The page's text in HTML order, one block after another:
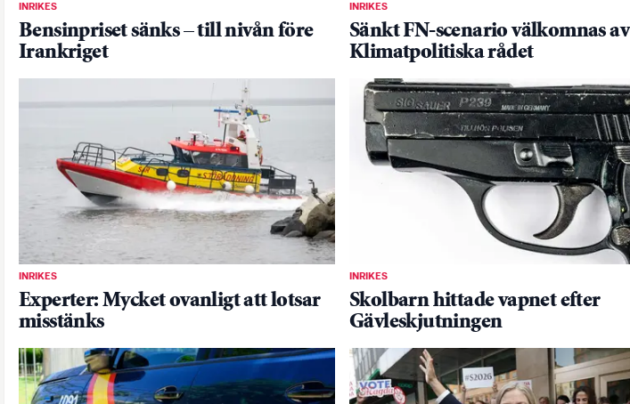
INRIKES
Bensinpriset sänks – till nivån före
Irankriget
INRIKES
Sänkt FN-scenario välkomnas av
Klimatpolitiska rådet
INRIKES
Experter: Mycket ovanligt att lotsar
misstänks
INRIKES
Skolbarn hittade vapnet efter
Gävleskjutningen